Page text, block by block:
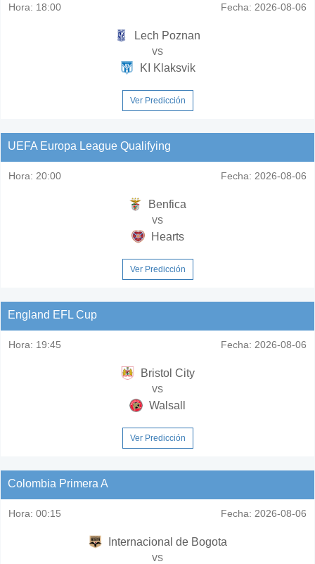
Hora: 18:00 Fecha: 2026-08-06
Lech Poznan
vs
KI Klaksvik
Ver Predicción
UEFA Europa League Qualifying
Hora: 20:00 Fecha: 2026-08-06
Benfica
vs
Hearts
Ver Predicción
England EFL Cup
Hora: 19:45 Fecha: 2026-08-06
Bristol City
vs
Walsall
Ver Predicción
Colombia Primera A
Hora: 00:15 Fecha: 2026-08-06
Internacional de Bogota
vs